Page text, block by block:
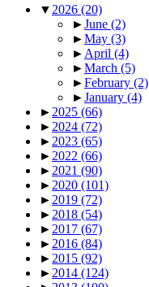
▼ 2026 (20)
►June (2)
►May (3)
► April (4)
►March (5)
►February (2)
►January (4)
► 2025 (66)
► 2024 (72)
► 2023 (65)
► 2022 (66)
► 2021 (90)
► 2020 (101)
► 2019 (72)
► 2018 (54)
► 2017 (67)
► 2016 (84)
► 2015 (92)
► 2014 (124)